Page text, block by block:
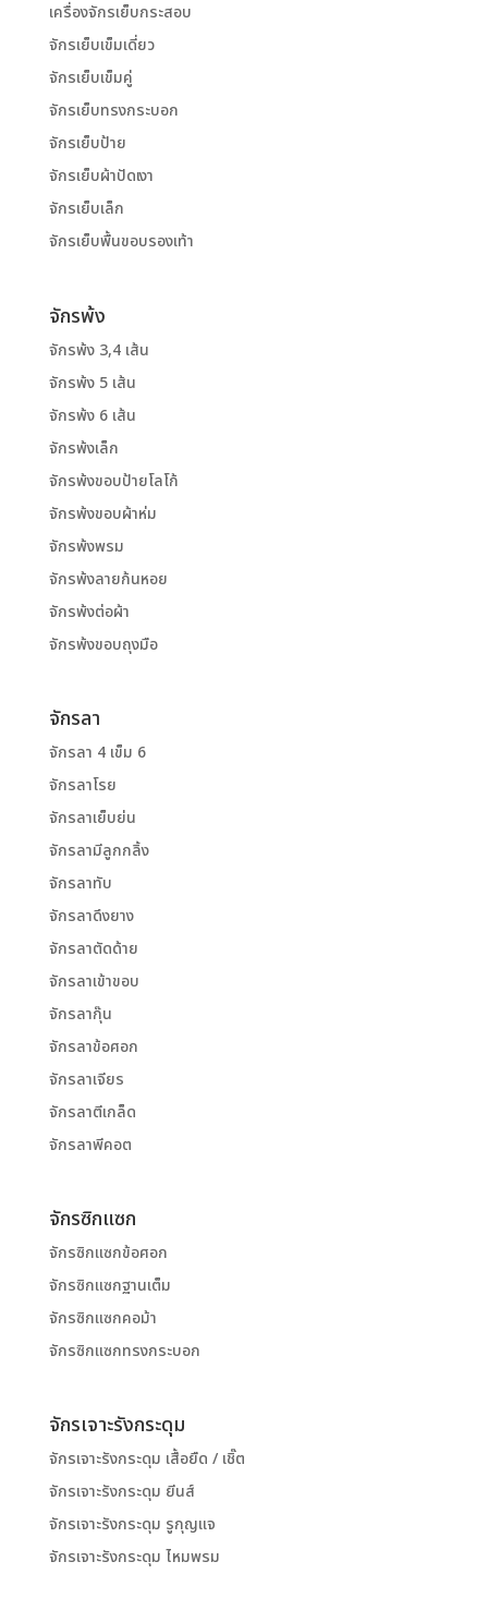
เครื่องจักรเย็บกระสอบ
จักรเย็บเข็มเดี่ยว
จักรเย็บเข็มคู่
จักรเย็บทรงกระบอก
จักรเย็บป้าย
จักรเย็บผ้าปัดเงา
จักรเย็บเล็ก
จักรเย็บพื้นขอบรองเท้า
จักรพ้ง
จักรพ้ง 3,4 เส้น
จักรพ้ง 5 เส้น
จักรพ้ง 6 เส้น
จักรพ้งเล็ก
จักรพ้งขอบป้ายโลโก้
จักรพ้งขอบผ้าห่ม
จักรพ้งพรม
จักรพ้งลายก้นหอย
จักรพ้งต่อผ้า
จักรพ้งขอบถุงมือ
จักรลา
จักรลา 4 เข็ม 6
จักรลาโรย
จักรลาเย็บย่น
จักรลามีลูกกลิ้ง
จักรลาทับ
จักรลาดึงยาง
จักรลาตัดด้าย
จักรลาเข้าขอบ
จักรลากุ๊น
จักรลาข้อศอก
จักรลาเจียร
จักรลาตีเกล็ด
จักรลาพีคอต
จักรซิกแซก
จักรซิกแซกข้อศอก
จักรซิกแซกฐานเต็ม
จักรซิกแซกคอม้า
จักรซิกแซกทรงกระบอก
จักรเจาะรังกระดุม
จักรเจาะรังกระดุม เสื้อยืด / เชิ๊ต
จักรเจาะรังกระดุม ยีนส์
จักรเจาะรังกระดุม รูกุญแจ
จักรเจาะรังกระดุม ไหมพรม